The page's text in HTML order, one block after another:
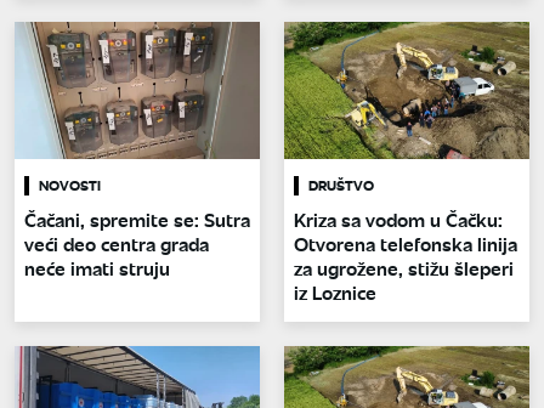
NOVOSTI
Čačani, spremite se: Sutra
veći deo centra grada
neće imati struju
DRUŠTVO
Kriza sa vodom u Čačku:
Otvorena telefonska linija
za ugrožene, stižu šleperi
iz Loznice